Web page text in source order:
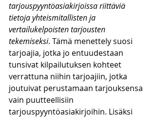
tarjouspyyntöasiakirjoissa riittäviä
tietoja yhteismitallisten ja
vertailukelpoisten tarjousten
tekemiseksi. Tämä menettely suosi
tarjoajia, jotka jo entuudestaan
tunsivat kilpailutuksen kohteet
verrattuna niihin tarjoajiin, jotka
joutuivat perustamaan tarjouksensa
vain puutteellisiin
tarjouspyyntöasiakirjoihin. Lisäksi